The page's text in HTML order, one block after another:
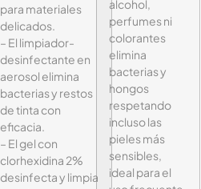
para materiales
delicados.
– El limpiador-
desinfectante en
aerosol elimina
bacterias y restos
de tinta con
eficacia.
– El gel con
clorhexidina 2%
desinfecta y limpia
alcohol,
perfumes ni
colorantes
elimina
bacterias y
hongos
respetando
incluso las
pieles más
sensibles,
ideal para el